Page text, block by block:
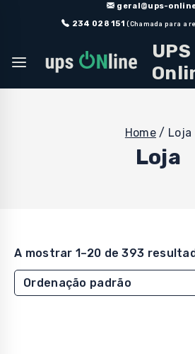
geral@ups-
234 028 151 (Chamada para a
UPS
Home / Loja
Loja
A mostrar 1–20 de 393